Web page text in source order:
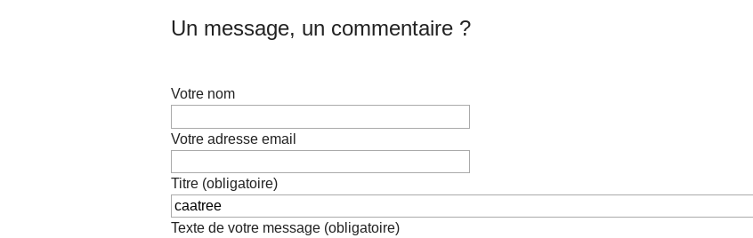
Un message, un commentaire ?
Votre nom
Votre adresse email
Titre (obligatoire)
Texte de votre message (obligatoire)